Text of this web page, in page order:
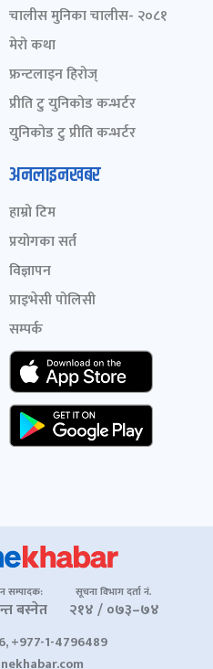
चालीस मुनिका चालीस- २०८१
मेरो कथा
फ्रन्टलाइन हिरोज्
प्रीति टु युनिकोड कन्भर्टर
युनिकोड टु प्रीति कन्भर्टर
अनलाइनखबर
हाम्रो टिम
प्रयोगका सर्त
विज्ञापन
प्राइभेसी पोलिसी
सम्पर्क
सम्पादक:
बस्नेत
सूचना विभाग दर्ता नं.
२१४ / ०७३–७४
+977-1-4796489